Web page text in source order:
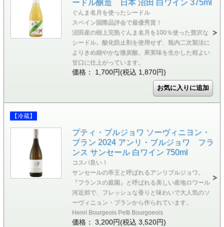
ードル醸造 日本 沼田 白ワイン 375ml
ぐんま名月を使ったシードル
スペイン国際品評会で最優秀賞！
沼田産の樹上完熟ぐんま名月を100％使った贅沢な
シードル。酸化防止剤を使用せず、瓶内二次製法に
よりきめ細やかな微炭酸。果実味を生かした程よい
甘口に仕上がっています。
価格： 1,700円(税込 1,870円)
【冷蔵】
プティ・ブルジョワ ソーヴィニヨン・
ブラン 2024 アンリ・ブルジョワ フラ
ンス サンセール 白ワイン 750ml
コスパ良い！
サンセールの帝王と呼ばれるアンリブルジョワ。
『フランスの庭園』と呼ばれる美しい産地ロワール
河近郊で、フレッシュな香りと味わいで大人気のソ
ーヴィニョン・ブランから作られています。
Henri Bourgeois Petti Bourgoeois
価格： 3,200円(税込 3,520円)